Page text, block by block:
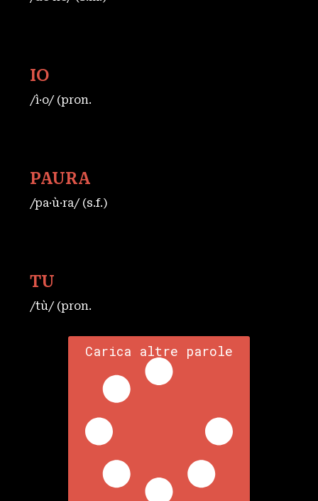
IO
/ì·o/ (pron.
PAURA
/pa·ù·ra/ (s.f.)
TU
/tù/ (pron.
Carica altre parole